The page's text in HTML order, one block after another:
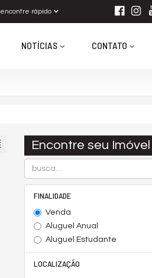
encontre rápido
NOTÍCIAS CONTATO
Encontre seu Imóvel
FINALIDADE
Venda
Aluguel Anual
Aluguel Estudante
LOCALIZAÇÃO